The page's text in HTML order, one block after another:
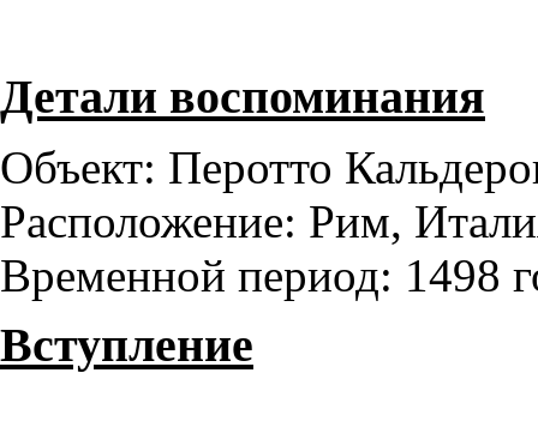
Детали воспоминания
Объект: Перотто
Расположение: Рим,
Временной период: 1498
Вступление